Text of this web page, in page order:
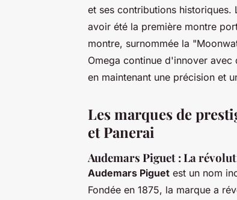
et ses contributions historiques.
avoir été la première montre
montre, surnommée la
Omega continue d'innover
en maintenant une précision et
Les marques de
et Panerai
Audemars Piguet : La
Audemars Piguet est un nom
Fondée en 1875, la marque a